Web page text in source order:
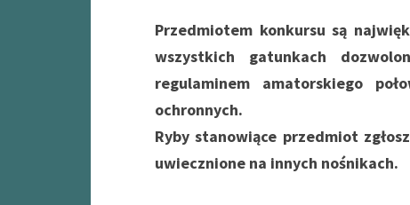
Przedmiotem konkursu są
wszystkich gatunkach
regulaminem amatorskiego
ochronnych.
Ryby stanowiące przedmiot
uwiecznione na innych nośnikach.